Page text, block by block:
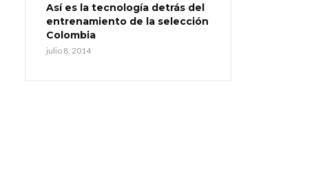
Así es la tecnología detrás del
entrenamiento de la selección
Colombia
julio 8, 2014